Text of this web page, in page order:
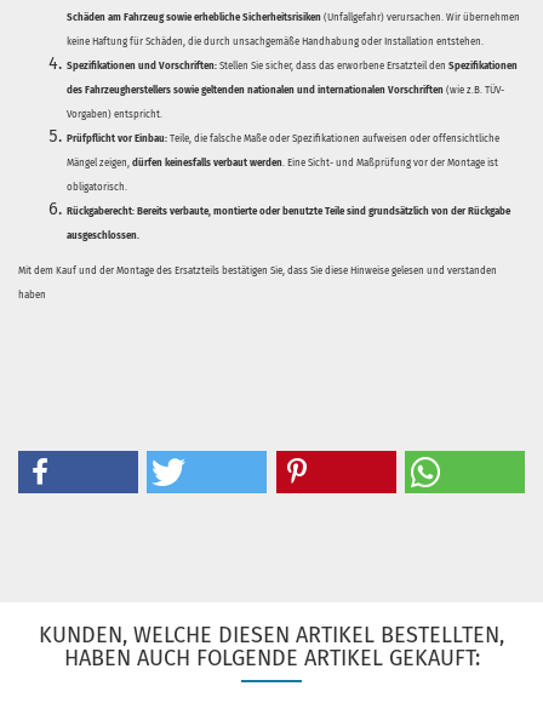
Schäden am Fahrzeug sowie erhebliche Sicherheitsrisiken (Unfallgefahr) verursachen. Wir übernehmen
keine Haftung für Schäden, die durch unsachgemäße Handhabung oder Installation entstehen.
Spezifikationen und Vorschriften: Stellen Sie sicher, dass das erworbene Ersatzteil den Spezifikationen
des Fahrzeugherstellers sowie geltenden nationalen und internationalen Vorschriften (wie z.B. TÜV-
Vorgaben) entspricht.
Prüfpflicht vor Einbau: Teile, die falsche Maße oder Spezifikationen aufweisen oder offensichtliche
Mängel zeigen, dürfen keinesfalls verbaut werden. Eine Sicht- und Maßprüfung vor der Montage ist
obligatorisch.
Rückgaberecht: Bereits verbaute, montierte oder benutzte Teile sind grundsätzlich von der Rückgabe
ausgeschlossen.
Mit dem Kauf und der Montage des Ersatzteils bestätigen Sie, dass Sie diese Hinweise gelesen und verstanden
haben
KUNDEN, WELCHE DIESEN ARTIKEL BESTELLTEN,
HABEN AUCH FOLGENDE ARTIKEL GEKAUFT: